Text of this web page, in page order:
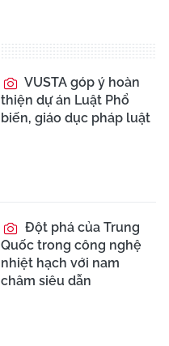
VUSTA góp ý hoàn
thiện dự án Luật Phổ
biến, giáo dục pháp luật
Đột phá của Trung
Quốc trong công nghệ
nhiệt hạch với nam
châm siêu dẫn